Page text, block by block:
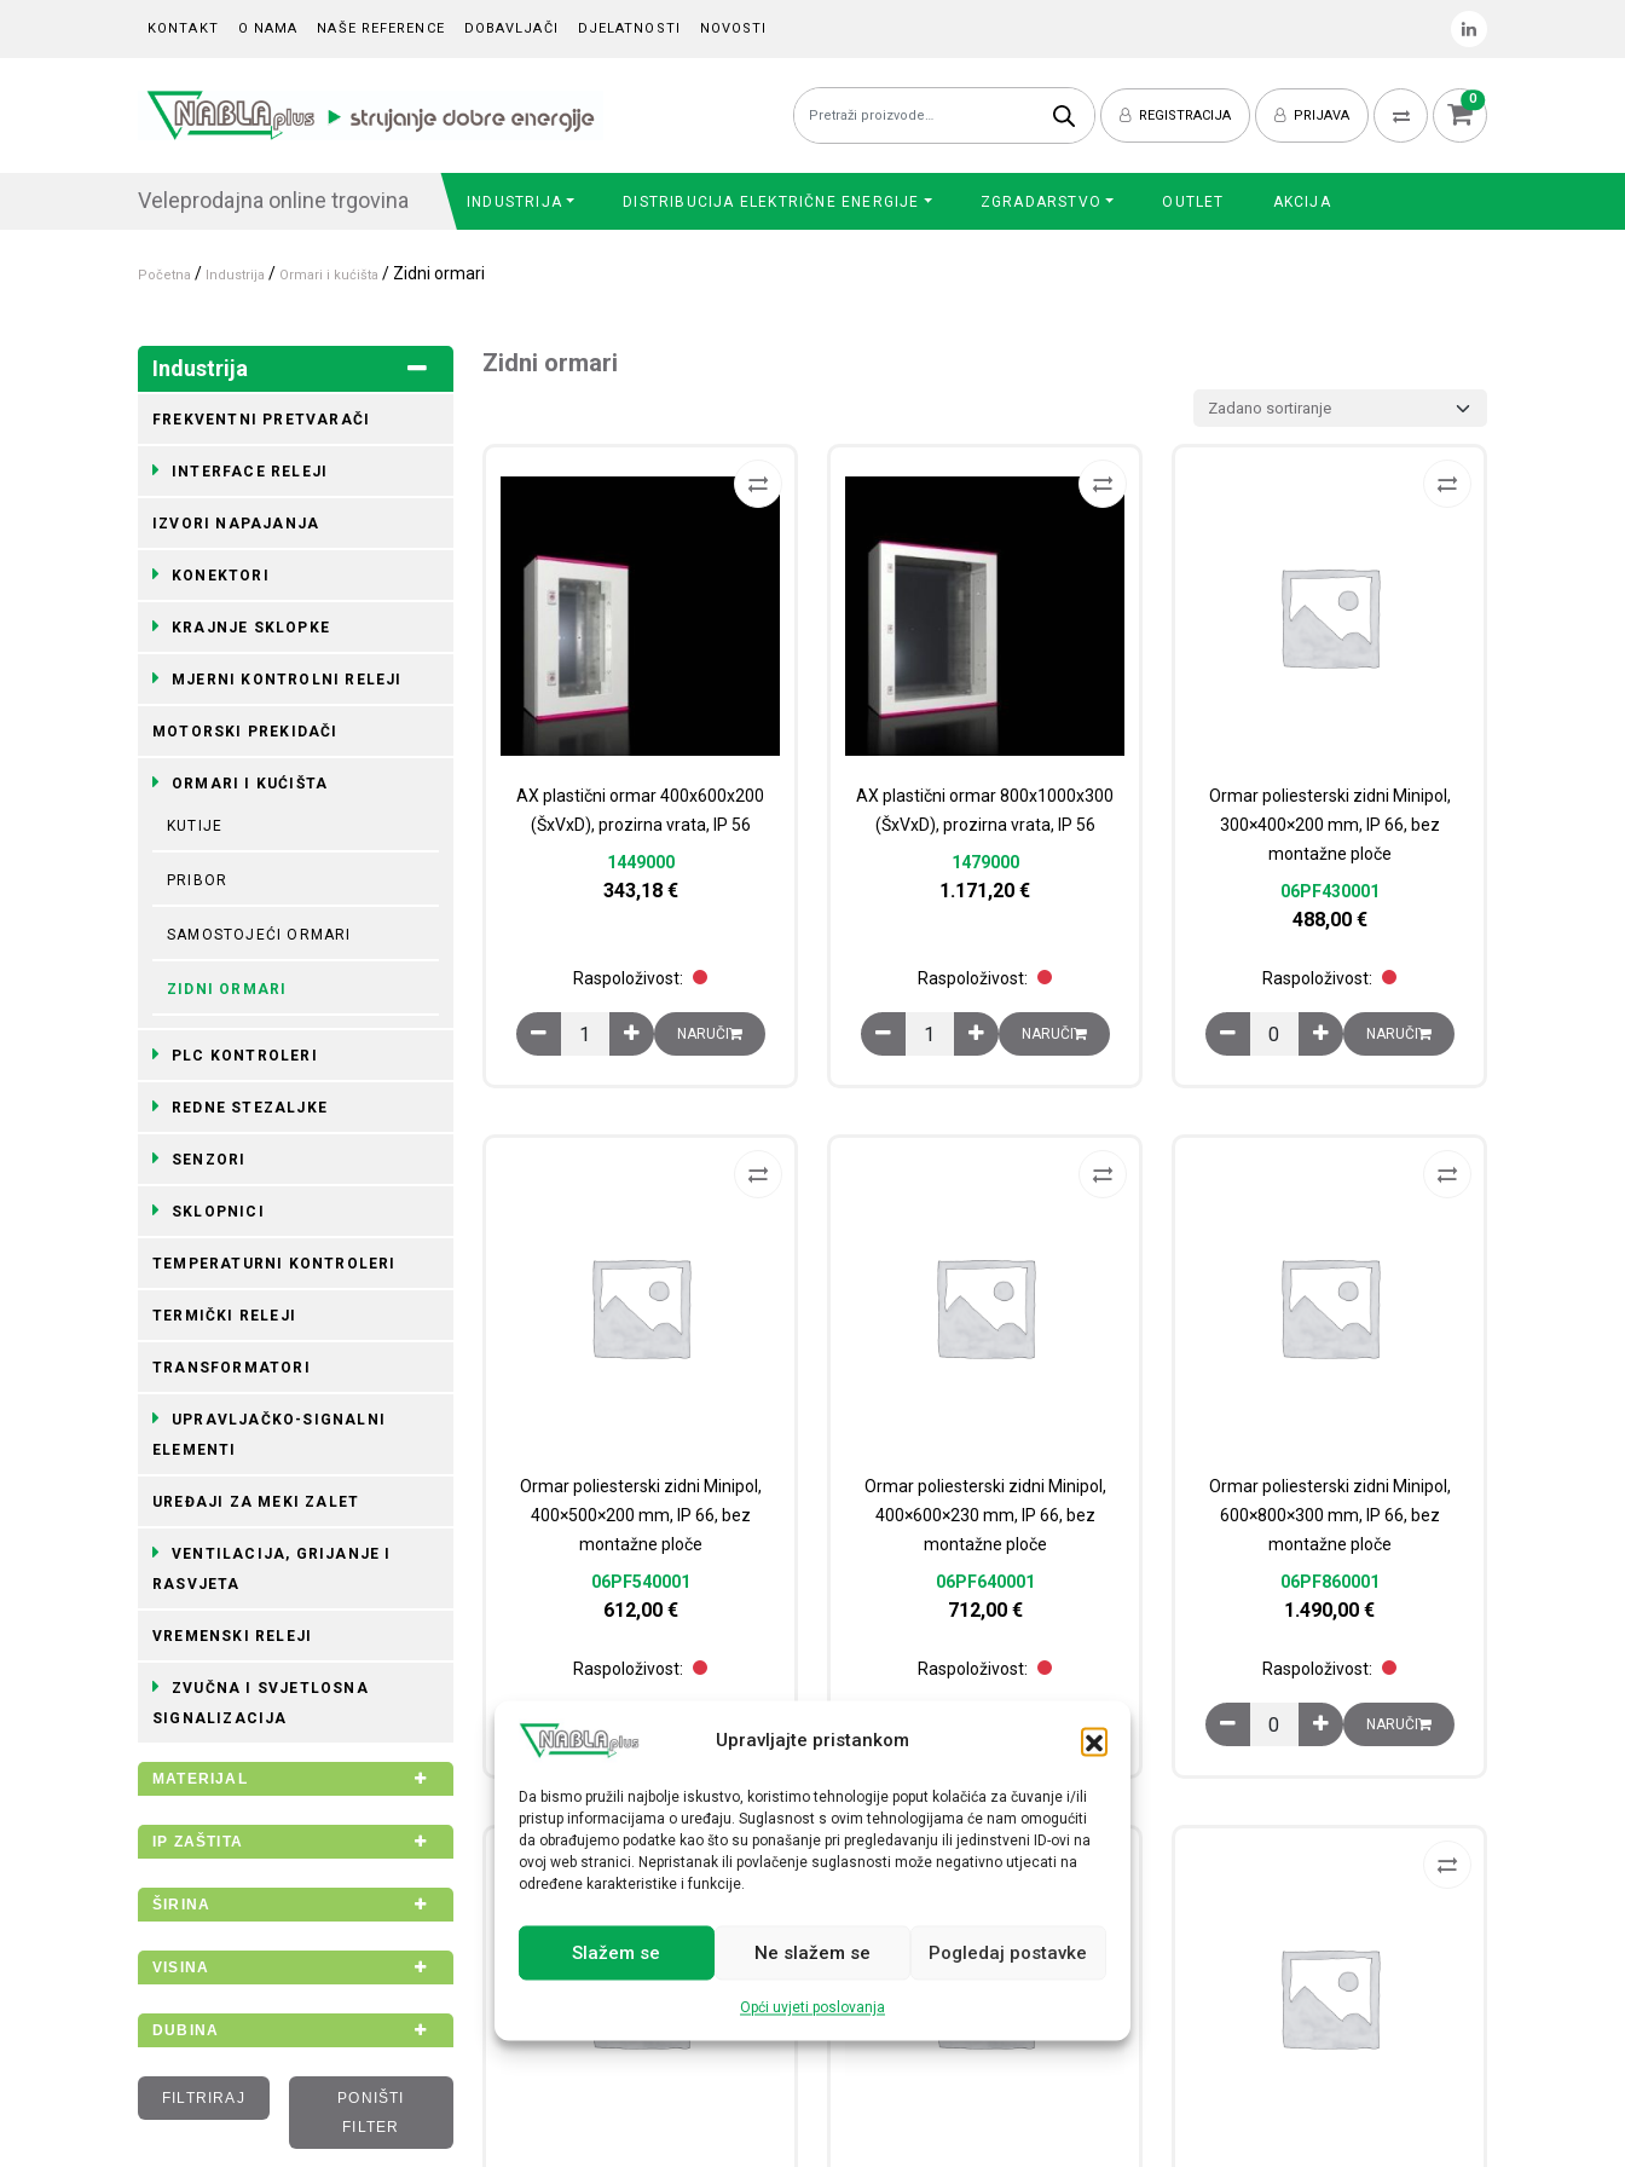
Upravljajte pristankom
Da bismo pružili najbolje iskustvo, koristimo tehnologije poput kolačića za čuvanje i/ili
pristup informacijama o uređaju. Suglasnost s ovim tehnologijama će nam omogućiti
da obrađujemo podatke kao što su ponašanje pri pregledavanju ili jedinstveni ID-ovi na
ovoj web stranici. Nepristanak ili povlačenje suglasnosti može negativno utjecati na
određene karakteristike i funkcije.
Slažem se Ne slažem se Pogledaj postavke
Opći uvjeti poslovanja
KONTAKT O NAMA NAŠE REFERENCE DOBAVLJAČI DJELATNOSTI NOVOSTI
Pretraži:
REGISTRACIJA PRIJAVA
0
Veleprodajna online trgovina INDUSTRIJA DISTRIBUCIJA ELEKTRIČNE ENERGIJE ZGRADARSTVO OUTLET AKCIJA
Početna / Industrija / Ormari i kućišta / Zidni ormari
Industrija
FREKVENTNI PRETVARAČI
INTERFACE RELEJI
IZVORI NAPAJANJA
KONEKTORI
KRAJNJE SKLOPKE
MJERNI KONTROLNI RELEJI
MOTORSKI PREKIDAČI
ORMARI I KUĆIŠTA
KUTIJE
PRIBOR
SAMOSTOJEĆI ORMARI
ZIDNI ORMARI
PLC KONTROLERI
REDNE STEZALJKE
SENZORI
SKLOPNICI
TEMPERATURNI KONTROLERI
TERMIČKI RELEJI
TRANSFORMATORI
UPRAVLJAČKO-SIGNALNI
ELEMENTI
UREĐAJI ZA MEKI ZALET
VENTILACIJA, GRIJANJE I
RASVJETA
VREMENSKI RELEJI
ZVUČNA I SVJETLOSNA
SIGNALIZACIJA
MATERIJAL
IP ZAŠTITA
ŠIRINA
VISINA
DUBINA
FILTRIRAJ
PONIŠTI
FILTER
Zidni ormari
AX plastični ormar 400x600x200
(ŠxVxD), prozirna vrata, IP 56
1449000
343,18 €
Raspoloživost:
AX plastični ormar 400x600x200 (ŠxVxD), prozirna vrata, IP 56 količina
NARUČI
AX plastični ormar 800x1000x300
(ŠxVxD), prozirna vrata, IP 56
1479000
1.171,20 €
Raspoloživost:
AX plastični ormar 800x1000x300 (ŠxVxD), prozirna vrata, IP 56 količina
NARUČI
Ormar poliesterski zidni Minipol,
300×400×200 mm, IP 66, bez
montažne ploče
06PF430001
488,00 €
Raspoloživost:
Ormar poliesterski zidni Minipol, 300x400×200
NARUČI
Ormar poliesterski zidni Minipol,
400×500×200 mm, IP 66, bez
montažne ploče
06PF540001
612,00 €
Raspoloživost:
Ormar poliesterski zidni Minipol, 400x500×200 mm, IP 66, bez montažne ploče količina
Ormar poliesterski zidni Minipol,
400×600×230 mm, IP 66, bez
montažne ploče
06PF640001
712,00 €
Raspoloživost:
Ormar poliesterski zidni Minipol, 400x600×230 mm, IP 66, bez montažne ploče količina
Ormar poliesterski zidni Minipol,
600×800×300 mm, IP 66, bez
montažne ploče
06PF860001
1.490,00 €
Raspoloživost:
Ormar poliesterski zidni Minipol, 600x800×300
NARUČI